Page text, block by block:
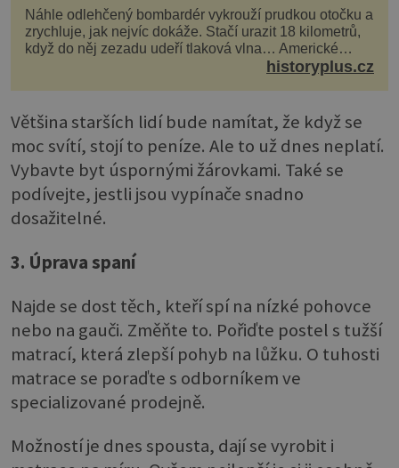
Náhle odlehčený bombardér vykrouží prudkou otočku a
zrychluje, jak nejvíc dokáže. Stačí urazit 18 kilometrů,
když do něj zezadu udeří tlaková vlna… Americké
rozhodnutí svrhnout ničivou jadernou bombu ...historyplus.cz
Většina starších lidí bude namítat, že když se
moc svítí, stojí to peníze. Ale to už dnes neplatí.
Vybavte byt úspornými žárovkami. Také se
podívejte, jestli jsou vypínače snadno
dosažitelné.
3. Úprava spaní
Najde se dost těch, kteří spí na nízké pohovce
nebo na gauči. Změňte to. Pořiďte postel s tužší
matrací, která zlepší pohyb na lůžku. O tuhosti
matrace se poraďte s odborníkem ve
specializované prodejně.
Možností je dnes spousta, dají se vyrobit i